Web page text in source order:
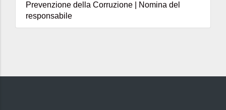
Prevenzione della Corruzione | Nomina del
responsabile